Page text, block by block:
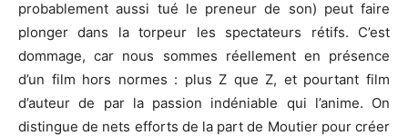
probablement aussi tué le preneur de son) peut faire
plonger dans la torpeur les spectateurs rétifs. C’est
dommage, car nous sommes réellement en présence
d’un film hors normes : plus Z que Z, et pourtant film
d’auteur de par la passion indéniable qui l’anime. On
distingue de nets efforts de la part de Moutier pour créer